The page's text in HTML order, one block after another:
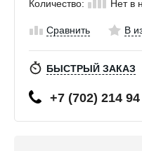
Количество: Нет в
Сравнить В
БЫСТРЫЙ ЗАКАЗ
+7 (702) 214